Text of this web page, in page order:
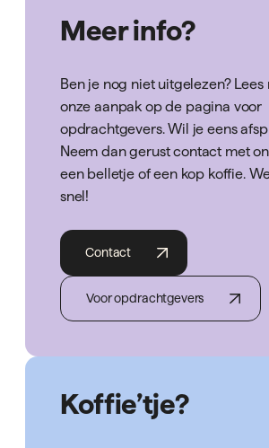
Meer info?
Ben je nog niet uitgelezen? Lees
onze aanpak op de pagina voor
opdrachtgevers. Wil je eens
Neem dan gerust contact met
een belletje of een kop koffie.
snel!
Contact
Voor opdrachtgevers
Koffie’tje?